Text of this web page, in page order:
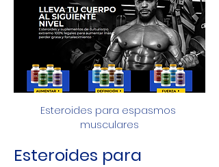
Esteroides para espasmos
musculares
Esteroides para